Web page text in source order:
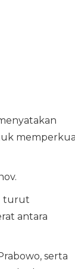
turut
antara
serta